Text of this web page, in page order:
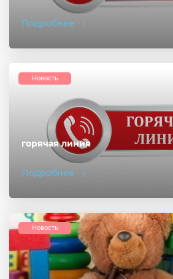
Подробнее
горячая линия
Подробнее
Новость
Новость